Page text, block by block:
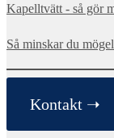
Kapelltvätt - så gör
Så minskar du
Kontakt ➝